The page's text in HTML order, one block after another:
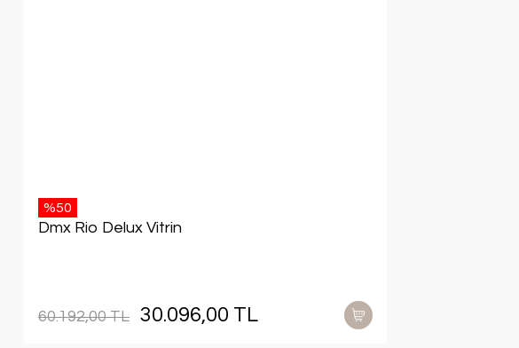
%50
Dmx Rio Delux Vitrin
60.192,00 TL 30.096,00 TL